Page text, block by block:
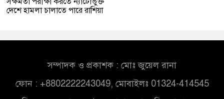
দেশে হামলা চালাতে পারে রাশিয়া
সম্পাদক ও প্রকাশক : মোঃ জুয়েল রানা
ফোন : +8802222243049, মোবাইলঃ 01324-414545